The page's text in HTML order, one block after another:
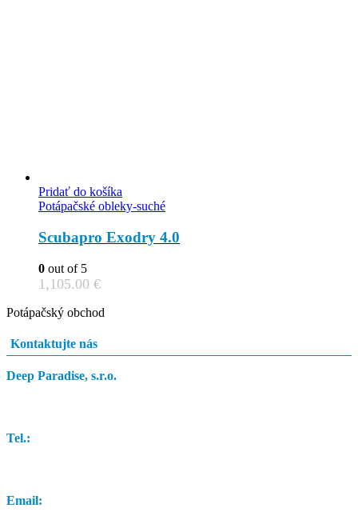
Pridať do košíka
Potápačské obleky-suché
Scubapro Exodry 4.0
0 out of 5
1,105.00 €
Potápačský obchod
Kontaktujte nás
Deep Paradise, s.r.o.
Tel.:
Email: